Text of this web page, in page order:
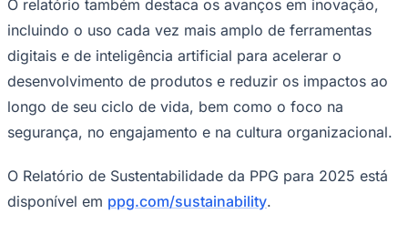
Corinthians
O relatório também destaca os avanços em inovação,
incluindo o uso cada vez mais amplo de ferramentas
digitais e de inteligência artificial para acelerar o
desenvolvimento de produtos e reduzir os impactos ao
longo de seu ciclo de vida, bem como o foco na
segurança, no engajamento e na cultura organizacional.
O Relatório de Sustentabilidade da PPG para 2025 está
disponível em ppg.com/sustainability.